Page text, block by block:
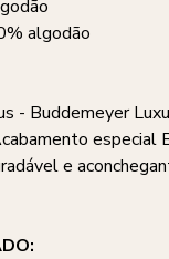
algodão
- Buddemeyer
especial
e